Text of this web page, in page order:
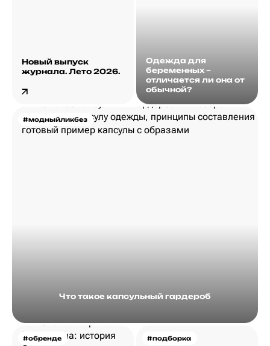
Новый выпуск
журнала. Лето 2026.
Одежда для
беременных –
отличается ли она от
обычной?
#модныйликбез
Что такое капсульный гардероб
#обренде #подборка